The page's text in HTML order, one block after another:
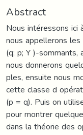
Abstract
Nous intéressons ici
nous appellerons
(q; p; Y )-
nous donnerons
ples, ensuite nous
cette classe d
(p = q). Puis on
pour montrer
dans la théorie des